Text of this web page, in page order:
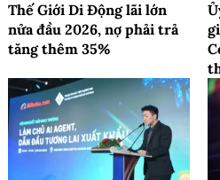
Thế Giới Di Động lãi lớn
nửa đầu 2026, nợ phải trả
tăng thêm 35%